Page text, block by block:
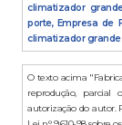
climatizador
porte, Empresa de
climatizador
O texto acima
reprodução,
autorização do autor.